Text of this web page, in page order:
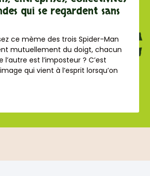
qui se regardent sans
ce mème des trois Spider-Man
mutuellement du doigt, chacun
est l’imposteur ? C’est
qui vient à l’esprit lorsqu’on